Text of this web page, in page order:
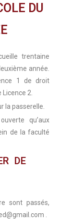
DU
trentaine
année.
1 de droit
2.
la passerelle.
qu’aux
de la faculté
DE
sont passés,
.